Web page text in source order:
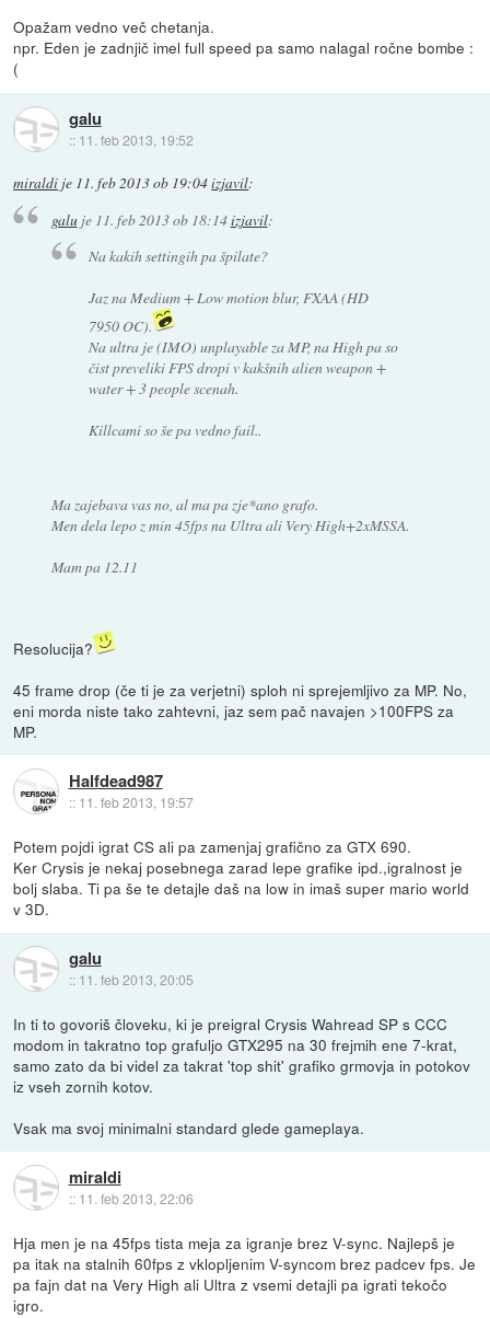
Opažam vedno več chetanja.
npr. Eden je zadnjič imel full speed pa samo nalagal ročne bombe :
(
galu
:: 11. feb 2013, 19:52
miraldi je 11. feb 2013 ob 19:04izjavil:
galuje 11. feb 2013 ob 18:14izjavil:
Na kakih settingih pa špilate?
Jaz na Medium + Low motion blur, FXAA (HD
7950 OC).
Na ultra je (IMO) unplayable za MP, na High pa so
čist preveliki FPS dropi v kakšnih alien weapon +
water + 3 people scenah.
Killcami so še pa vedno fail..
Ma zajebava vas no, al ma pa zje*ano grafo.
Men dela lepo z min 45fps na Ultra ali Very High+2xMSSA.
Mam pa 12.11
Resolucija?
45 frame drop (če ti je za verjetni) sploh ni sprejemljivo za MP. No,
eni morda niste tako zahtevni, jaz sem pač navajen >100FPS za
MP.
Halfdead987
:: 11. feb 2013, 19:57
Potem pojdi igrat CS ali pa zamenjaj grafično za GTX 690.
Ker Crysis je nekaj posebnega zarad lepe grafike ipd.,igralnost je
bolj slaba. Ti pa še te detajle daš na low in imaš super mario world
v 3D.
galu
:: 11. feb 2013, 20:05
In ti to govoriš človeku, ki je preigral Crysis Wahread SP s CCC
modom in takratno top grafuljo GTX295 na 30 frejmih ene 7-krat,
samo zato da bi videl za takrat 'top shit' grafiko grmovja in potokov
iz vseh zornih kotov.
Vsak ma svoj minimalni standard glede gameplaya.
miraldi
:: 11. feb 2013, 22:06
Hja men je na 45fps tista meja za igranje brez V-sync. Najlepš je
pa itak na stalnih 60fps z vklopljenim V-syncom brez padcev fps. Je
pa fajn dat na Very High ali Ultra z vsemi detajli pa igrati tekočo
igro.